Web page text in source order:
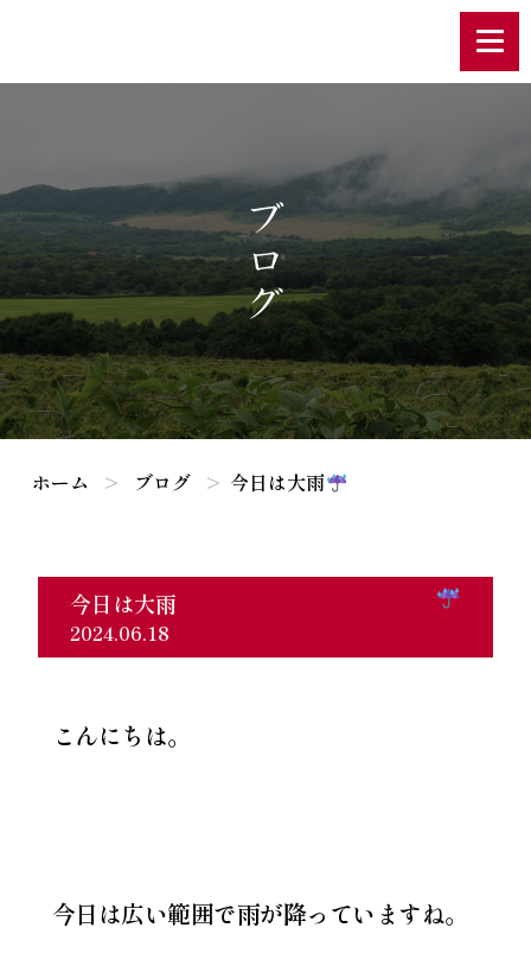
ブログ
ホーム ブログ 今日は大雨
今日は大雨
2024.06.18
こんにちは。
今日は広い範囲で雨が降っていますね。